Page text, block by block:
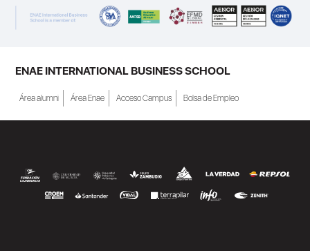
a Crecer". El programa está dirigido a
personas inscritas como demandantes de
becas de estudio parciales (50%), además
de al menos una beca...
ENAE INTERNATIONAL BUSINESS SCHOOL
Área alumni Área Enae Acceso Campus Bolsa de Empleo